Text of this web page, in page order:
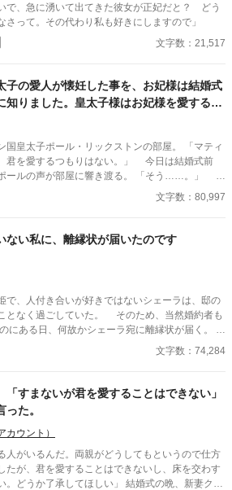
で、急に湧いて出てきた彼女が正妃だと？ どう
さって。その代わり私も好きにしますので」
文字数：21,517
子の愛人が懐妊した事を、お妃様は結婚式
知りました。皇太子様はお妃様を愛するつ
です。
太子ポール・リックストンの部屋。 「マティ
するつもりはない。」 今日は結婚式前
声が部屋に響き渡る。 「そう……。」 マ
笑みを浮かべ、ゆっくりとソファーに身を預け
ールの花嫁になるはずの彼女の名前はマティ
の和平のために、マティアはこの国に嫁いでき
結婚は政略的なもの。彼らの意志は一切介入して
髪に青い瞳。ドントール国の宝石と評されるマテ
」 ポールは顔をしかめて
「……だからどうした。幼いころのくだらない
ポールは険しい顔でマティアを
婚式が行われた一週間後、マ
ることになる。 「サラが懐妊したですっ
文字数：80,997
ない私に、離縁状が届いたのです
で、人付き合いが好きではないシェーラは、邸の
となく過ごしていた。 そのため、当然婚約者も
覚えのなかったシェーラは、間違いだろうとその
日、見知らぬ男が怒りの形
文字数：74,284
「すまないが君を愛することはできない」
った。
カウント）
人がいるんだ。両親がどうしてもというので仕方
たが、君を愛することはできないし、床を交わす
。どうか了承してほしい」 結婚式の晩、新妻クロ